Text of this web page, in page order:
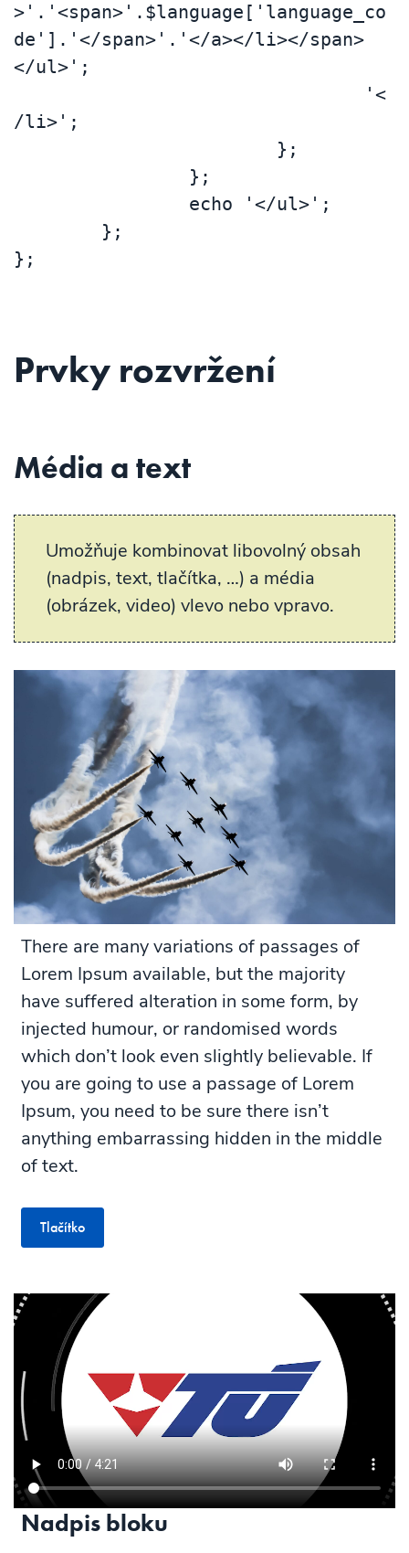
>'.'<span>'.$language['language_co
de'].'</span>'.'</a></li></span>
</ul>';
/li>';
};
Prvky rozvržení
Média a text
Umožňuje kombinovat libovolný obsah
(nadpis, text, tlačítka, …) a média
(obrázek, video) vlevo nebo vpravo.
There are many variations of passages of
Lorem Ipsum available, but the majority
have suffered alteration in some form, by
injected humour, or randomised words
which don’t look even slightly believable. If
you are going to use a passage of Lorem
Ipsum, you need to be sure there isn’t
anything embarrassing hidden in the middle
of text.
Tlačítko
Nadpis bloku